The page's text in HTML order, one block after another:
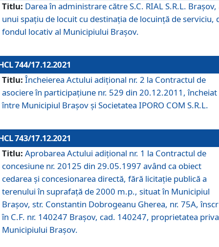
Titlu: Darea în administrare către S.C. RIAL S.R.L. Brașov,
unui spațiu de locuit cu destinația de locuință de serviciu,
fondul locativ al Municipiului Brașov.
744/17.12.2021
Titlu: Încheierea Actului adițional nr. 2 la Contractul de
asociere în participațiune nr. 529 din 20.12.2011, încheiat
între Municipiul Brașov și Societatea IPORO COM S.R.L.
743/17.12.2021
Titlu: Aprobarea Actului adiţional nr. 1 la Contractul de
concesiune nr. 20125 din 29.05.1997 având ca obiect
cedarea și concesionarea directă, fără licitație publică a
terenului în suprafață de 2000 m.p., situat în Municipiul
Brașov, str. Constantin Dobrogeanu Gherea, nr. 75A,
în C.F. nr. 140247 Brașov, cad. 140247, proprietatea
Municipiului Brașov.